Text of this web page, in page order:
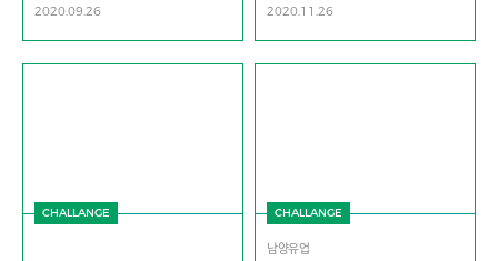
2020.09.26 2020.11.26
CHALLANGE CHALLANGE
남양유업